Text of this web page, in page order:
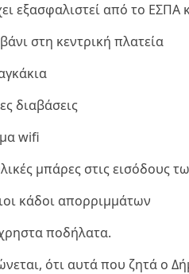
εξασφαλιστεί από το ΕΣΠΑ
στη κεντρική πλατεία
διαβάσεις
wifi
μπάρες στις εισόδους
κάδοι απορριμμάτων
ποδήλατα.
ότι αυτά που ζητά ο